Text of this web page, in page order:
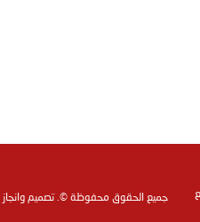
جميع الحقوق محفوظة ©. تصميم وانجاز